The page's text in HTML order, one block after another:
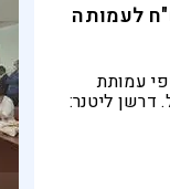
מיליון ש"ח לעמותה
עמותת
דרשן ליטנר: